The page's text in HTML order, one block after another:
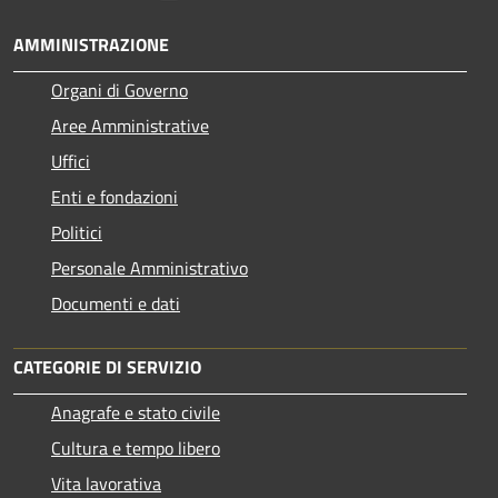
AMMINISTRAZIONE
Organi di Governo
Aree Amministrative
Uffici
Enti e fondazioni
Politici
Personale Amministrativo
Documenti e dati
CATEGORIE DI SERVIZIO
Anagrafe e stato civile
Cultura e tempo libero
Vita lavorativa